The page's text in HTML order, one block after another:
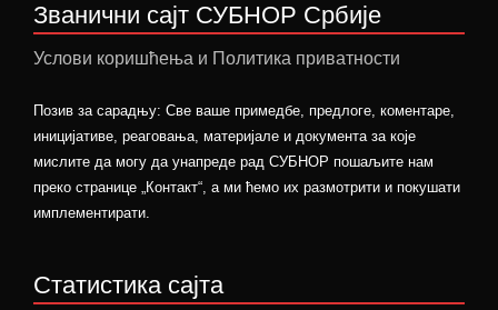
Званични сајт СУБНОР Србије
Услови коришћења и Политика приватности
Позив за сарадњу: Све ваше примедбе, предлоге, коментаре,
иницијативе, реаговања, материјале и документа за које
мислите да могу да унапреде рад СУБНОР пошаљите нам
преко странице „Контакт“, а ми ћемо их размотрити и покушати
имплементирати.
Статистика сајта